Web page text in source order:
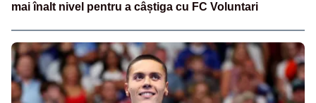
mai înalt nivel pentru a câștiga cu FC Voluntari